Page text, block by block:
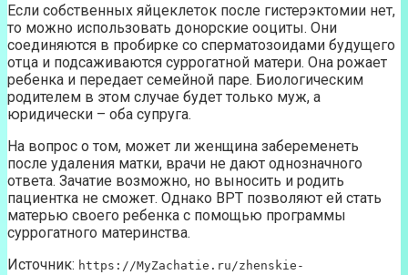
Если собственных яйцеклеток после гистерэктомии нет,
то можно использовать донорские ооциты. Они
соединяются в пробирке со сперматозоидами будущего
отца и подсаживаются суррогатной матери. Она рожает
ребенка и передает семейной паре. Биологическим
родителем в этом случае будет только муж, а
юридически – оба супруга.
На вопрос о том, может ли женщина забеременеть
после удаления матки, врачи не дают однозначного
ответа. Зачатие возможно, но выносить и родить
пациентка не сможет. Однако ВРТ позволяют ей стать
матерью своего ребенка с помощью программы
суррогатного материнства.
Источник: https://MyZachatie.ru/zhenskie-